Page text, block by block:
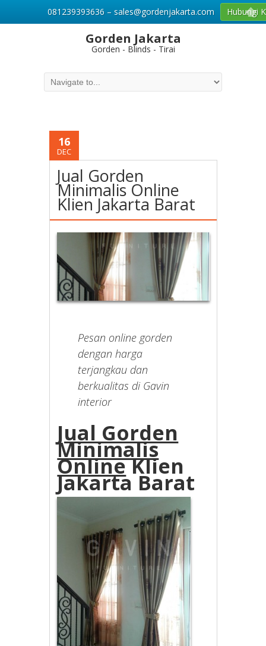
Gorden Jakarta
Gorden - Blinds - Tirai
16
DEC
Jual Gorden
Minimalis Online
Klien Jakarta Barat
Pesan online gorden
dengan harga
terjangkau dan
berkualitas di Gavin
interior
Jual Gorden
Minimalis
OnlineKlien
Jakarta Barat
081239393636 – sales@gordenjakarta.com Hubungi